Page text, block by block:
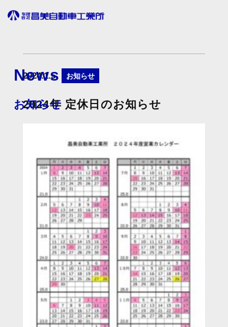
おねうち車検コース
トラック＆バン車検価格表
車検の流れ
メンテナンス
タイヤ交換
オイル交換
ボディコート
お知らせ
採用情報
店舗情報
お問い合わせ
News
お知らせ
2024.1.5 お知らせ
2024年 定休日のお知らせ